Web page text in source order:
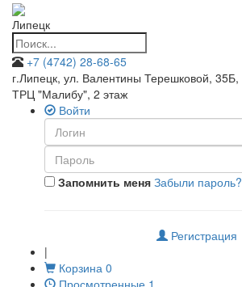
Липецк
+7 (4742) 28-68-65
г.Липецк, ул. Валентины Терешковой, 35Б,
ТРЦ "Малибу", 2 этаж
Войти
Запомнить меня Забыли пароль?
Регистрация
|
Корзина 0